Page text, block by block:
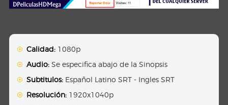
Calidad: 1080p
Audio: Se especifica abajo de la Sinopsis
Subtitulos: Español Latino SRT - Ingles SRT
Resolución: 1920x1040p